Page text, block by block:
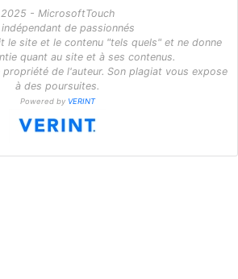
2025 - MicrosoftTouch
de passionnés
le site et le contenu "tels quels" et ne donne
quant au site et à ses contenus.
de l'auteur. Son plagiat vous expose
à des poursuites.
Powered by VERINT